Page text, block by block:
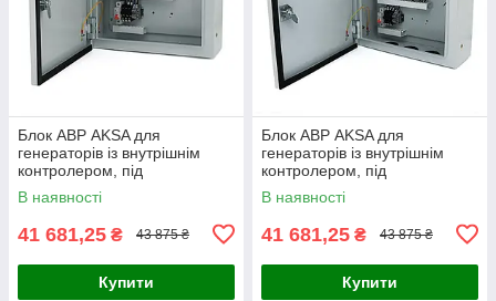
Блок АВР AKSA для
генераторів із внутрішнім
контролером, під
конфігурацію мережі 3/3,
3/1,1/1, контактори 50A/50А,
В наявності
41 681,25 ₴ 43 875 ₴
Купити
Блок АВР AKSA для
генераторів із внутрішнім
контролером, під
конфігурацію мережі 3/3,
3/1,1/1, контактори 40A/40A,
В наявності
41 681,25 ₴ 43 875 ₴
Купити